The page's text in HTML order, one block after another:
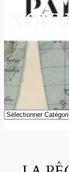
Catégories